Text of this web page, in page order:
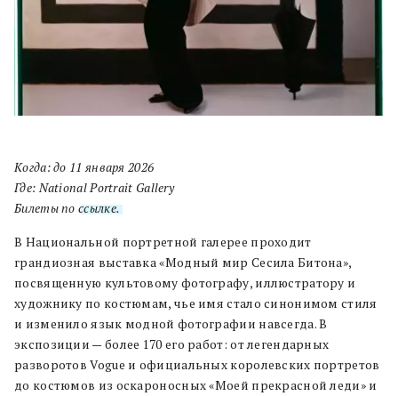
Когда: до 11 января 2026
Где: National Portrait Gallery
Билеты по ссылке.
В Национальной портретной галерее проходит
грандиозная выставка «Модный мир Сесила Битона»,
посвященную культовому фотографу, иллюстратору и
художнику по костюмам, чье имя стало синонимом стиля
и изменило язык модной фотографии навсегда. В
экспозиции — более 170 его работ: от легендарных
разворотов Vogue и официальных королевских портретов
до костюмов из оскароносных «Моей прекрасной леди» и